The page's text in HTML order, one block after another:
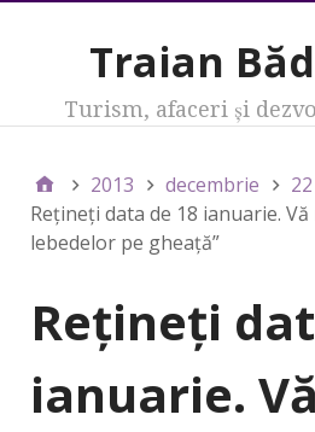
Traian
Turism, afaceri şi
2013 decembrie
22
Reţineţi data de 18 ianuarie.
lebedelor pe gheaţă”
Reţineţi
ianuarie. Vă